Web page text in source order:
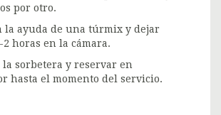
por otro.
la ayuda de una túrmix y dejar
horas en la cámara.
la sorbetera y reservar en
hasta el momento del servicio.